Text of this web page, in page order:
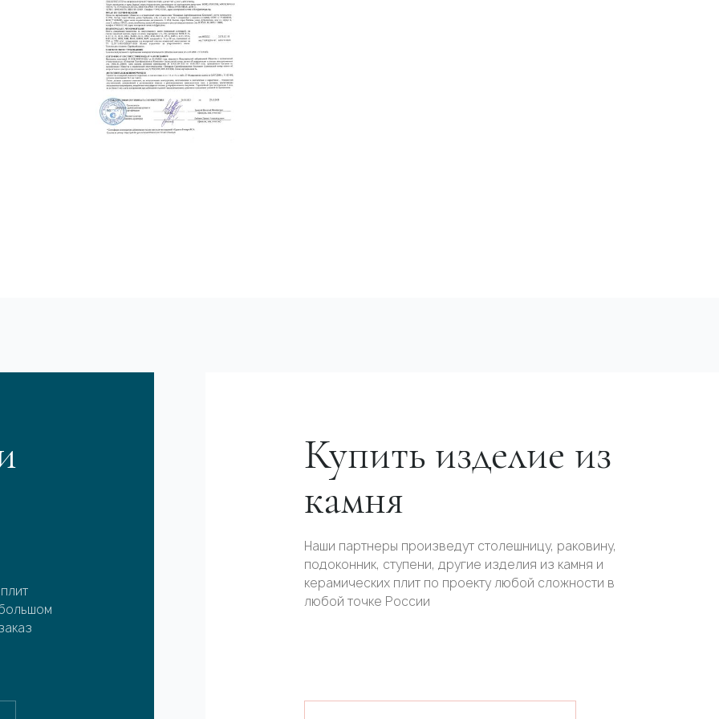
Купить изделие из
камня
Наши партнеры произведут столешницу, раковину,
подоконник, ступени, другие изделия из камня и
керамических плит по проекту любой сложности в
любой точке России